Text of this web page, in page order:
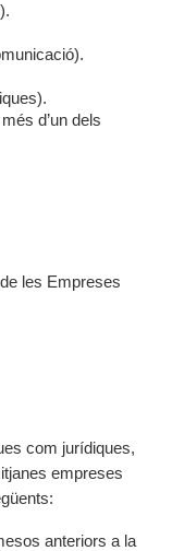
d’un dels
les Empreses
com jurídiques,
empreses
anteriors a la